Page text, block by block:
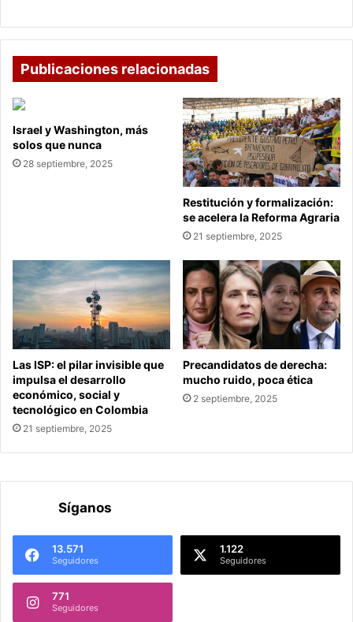
Publicaciones relacionadas
Israel y Washington, más
solos que nunca
28 septiembre, 2025
Restitución y formalización:
se acelera la Reforma Agraria
21 septiembre, 2025
Las ISP: el pilar invisible que
impulsa el desarrollo
económico, social y
tecnológico en Colombia
21 septiembre, 2025
Precandidatos de derecha:
mucho ruido, poca ética
2 septiembre, 2025
Síganos
13.571
Seguidores
1.122
Seguidores
771
Seguidores